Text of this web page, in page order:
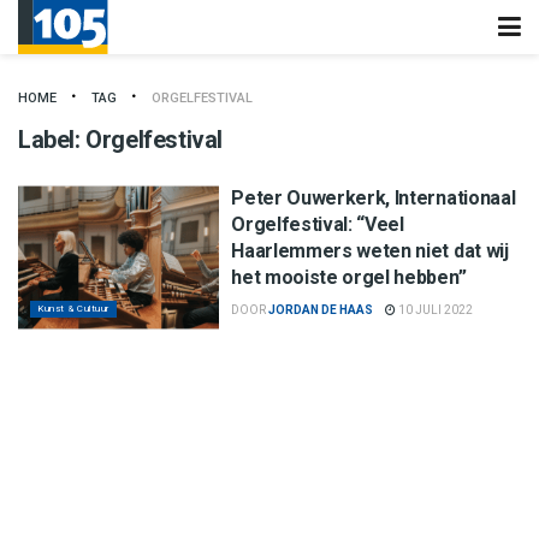
HOME TAG ORGELFESTIVAL
Label: Orgelfestival
Kunst & Cultuur
Peter Ouwerkerk, Internationaal
Orgelfestival: “Veel
Haarlemmers weten niet dat wij
het mooiste orgel hebben”
DOORJORDAN DE HAAS 10 JULI 2022